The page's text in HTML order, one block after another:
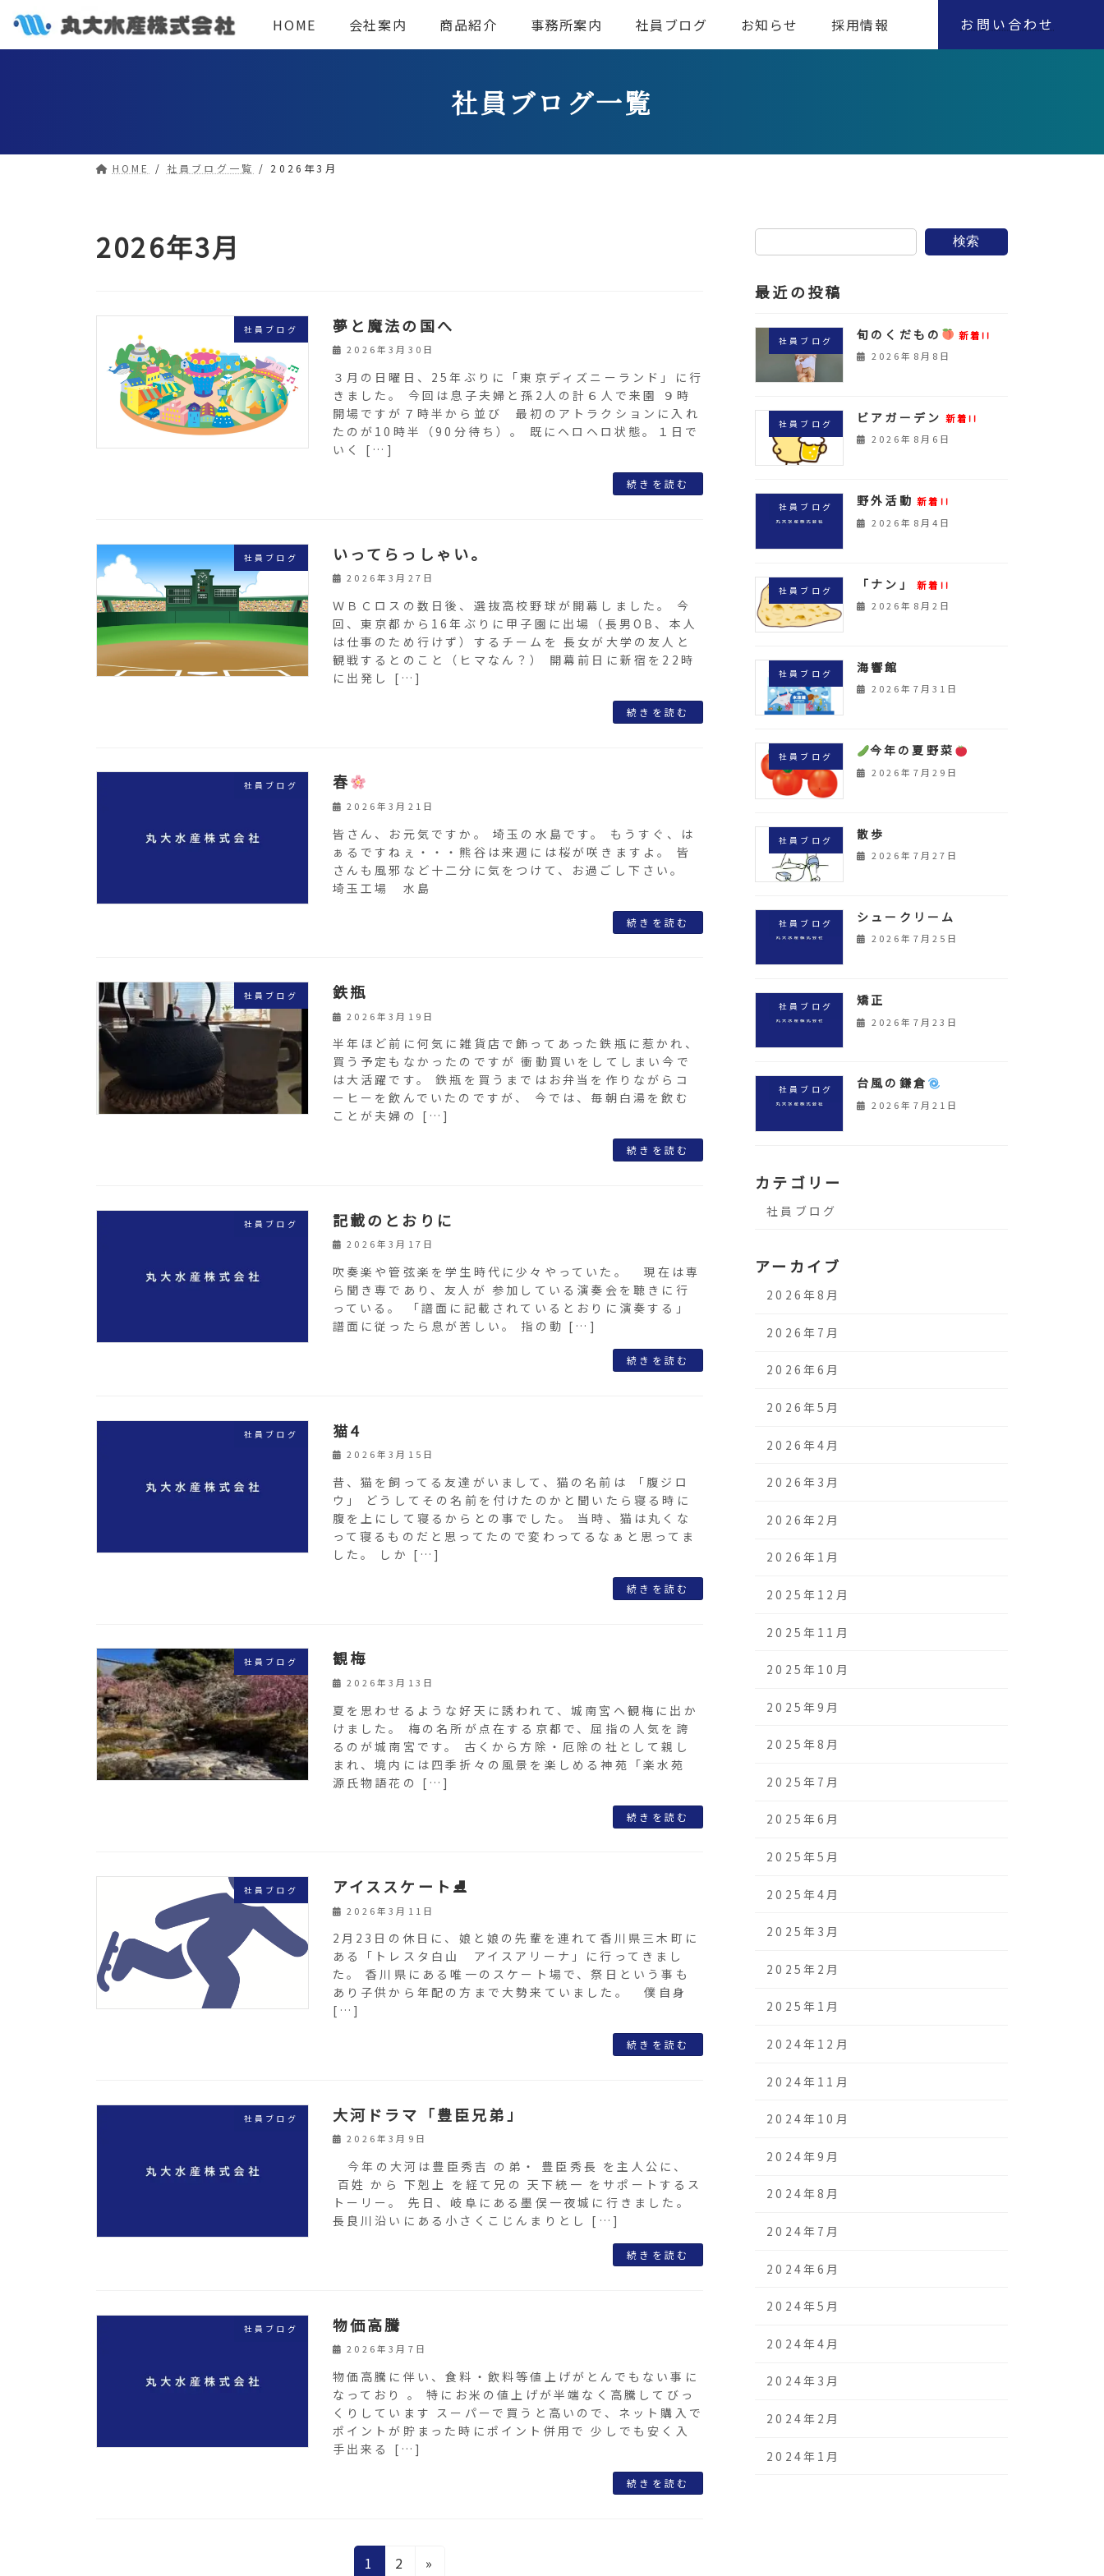
お問い合わせ
HOME 会社案内 商品紹介 事務所案内 社員ブログ お知らせ 採用情報
ス
ン
社員ブログ一覧
HOME 社員ブログ一覧 2026年3月
2026年3月
社員ブログ 夢と魔法の国へ
2026年3月30日
３月の日曜日、25年ぶりに「東京ディズニーランド」に行
きました。 今回は息子夫婦と孫2人の計６人で来園 ９時
開場ですが７時半から並び 最初のアトラクションに入れ
たのが10時半（90分待ち）。 既にヘロヘロ状態。１日で
いく […]
続きを読む
社員ブログ いってらっしゃい。
2026年3月27日
ＷＢＣロスの数日後、選抜高校野球が開幕しました。 今
回、東京都から16年ぶりに甲子園に出場（長男OB、本人
は仕事のため行けず）するチームを 長女が大学の友人と
観戦するとのこと（ヒマなん？） 開幕前日に新宿を22時
に出発し […]
続きを読む
社員ブログ 春
2026年3月21日
皆さん、お元気ですか。 埼玉の水島です。 もうすぐ、は
ぁるですねぇ・・・熊谷は来週には桜が咲きますよ。 皆
さんも風邪など十二分に気をつけて、お過ごし下さい。
埼玉工場 水島
続きを読む
社員ブログ 鉄瓶
2026年3月19日
半年ほど前に何気に雑貨店で飾ってあった鉄瓶に惹かれ、
買う予定もなかったのですが 衝動買いをしてしまい今で
は大活躍です。 鉄瓶を買うまではお弁当を作りながらコ
ーヒーを飲んでいたのですが、 今では、毎朝白湯を飲む
ことが夫婦の […]
続きを読む
社員ブログ 記載のとおりに
2026年3月17日
吹奏楽や管弦楽を学生時代に少々やっていた。 現在は専
ら聞き専であり、友人が 参加している演奏会を聴きに行
っている。 「譜面に記載されているとおりに演奏する」
譜面に従ったら息が苦しい。 指の動 […]
続きを読む
社員ブログ 猫4
2026年3月15日
昔、猫を飼ってる友達がいまして、猫の名前は 「腹ジロ
ウ」 どうしてその名前を付けたのかと聞いたら寝る時に
腹を上にして寝るからとの事でした。 当時、猫は丸くな
って寝るものだと思ってたので変わってるなぁと思ってま
した。 しか […]
続きを読む
社員ブログ 観梅
2026年3月13日
夏を思わせるような好天に誘われて、城南宮へ観梅に出か
けました。 梅の名所が点在する京都で、屈指の人気を誇
るのが城南宮です。 古くから方除・厄除の社として親し
まれ、境内には四季折々の風景を楽しめる神苑「楽水苑
源氏物語花の […]
続きを読む
社員ブログ アイススケート⛸
2026年3月11日
2月23日の休日に、娘と娘の先輩を連れて香川県三木町に
ある「トレスタ白山 アイスアリーナ」に行ってきまし
た。 香川県にある唯一のスケート場で、祭日という事も
あり子供から年配の方まで大勢来ていました。 僕自身
[…]
続きを読む
社員ブログ 大河ドラマ「豊臣兄弟」
2026年3月9日
今年の大河は豊臣秀吉 の弟・ 豊臣秀長 を主人公に、
百姓 から 下剋上 を経て兄の 天下統一 をサポートするス
トーリー。 先日、岐阜にある墨俣一夜城に行きました。
長良川沿いにある小さくこじんまりとし […]
続きを読む
社員ブログ 物価高騰
2026年3月7日
物価高騰に伴い、食料・飲料等値上げがとんでもない事に
なっており 。 特にお米の値上げが半端なく高騰してびっ
くりしています スーパーで買うと高いので、ネット購入で
ポイントが貯まった時にポイント併用で 少しでも安く入
手出来る […]
続きを読む
固
1
固
2 »
検索
最近の投稿
社員ブログ 旬のくだもの
新着!!
2026年8月8日
社員ブログ ビアガーデン 新着!!
2026年8月6日
社員ブログ 野外活動 新着!!
2026年8月4日
社員ブログ 「ナン」
新着!!
2026年8月2日
社員ブログ 海響館
2026年7月31日
社員ブログ 今年の夏野菜
2026年7月29日
社員ブログ 散歩
2026年7月27日
社員ブログ シュークリーム
2026年7月25日
社員ブログ 矯正
2026年7月23日
社員ブログ 台風の鎌倉
2026年7月21日
カテゴリー
社員ブログ
アーカイブ
2026年8月
2026年7月
2026年6月
2026年5月
2026年4月
2026年3月
2026年2月
2026年1月
2025年12月
2025年11月
2025年10月
2025年9月
2025年8月
2025年7月
2025年6月
2025年5月
2025年4月
2025年3月
2025年2月
2025年1月
2024年12月
2024年11月
2024年10月
2024年9月
2024年8月
2024年7月
2024年6月
2024年5月
2024年4月
2024年3月
2024年2月
2024年1月